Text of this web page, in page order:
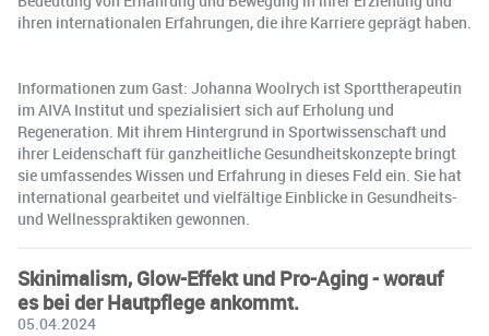
ihren internationalen Erfahrungen, die ihre Karriere geprägt haben.
Informationen zum Gast: Johanna Woolrych ist Sporttherapeutin
im AIVA Institut und spezialisiert sich auf Erholung und
Regeneration. Mit ihrem Hintergrund in Sportwissenschaft und
ihrer Leidenschaft für ganzheitliche Gesundheitskonzepte bringt
sie umfassendes Wissen und Erfahrung in dieses Feld ein. Sie hat
international gearbeitet und vielfältige Einblicke in Gesundheits-
und Wellnesspraktiken gewonnen​.
Skinimalism, Glow-Effekt und Pro-Aging - worauf
es bei der Hautpflege ankommt.
05.04.2024